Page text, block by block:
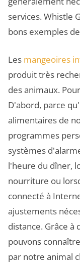
services. Whistle
bons exemples
Les mangeoires
produit très
des animaux.
D'abord, parce
alimentaires de
programmes
systèmes
l'heure du dîner,
nourriture ou
connecté à
ajustements
distance. Grâce à
pouvons
par notre animal